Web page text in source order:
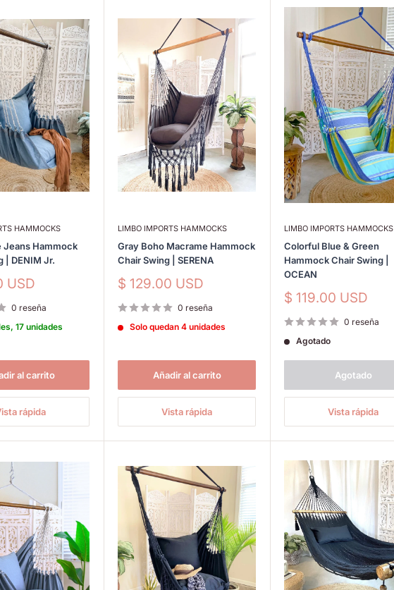
HAMMOCKS
Jeans Hammock
| DENIM Jr.
USD
0 reseña
17 unidades
al carrito
rápida
LIMBO IMPORTS HAMMOCKS
Gray Boho Macrame Hammock
Chair Swing | SERENA
Precio
venta
$ 129.00 USD
0 reseña
Solo quedan 4 unidades
Añadir al carrito
Vista rápida
LIMBO IMPORTS HAMMOCKS
Colorful Blue & Green
Hammock Chair Swing |
OCEAN
Precio
venta
$ 119.00 USD
0 reseña
Agotado
Agotado
Vista rápida